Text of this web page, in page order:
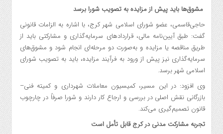
مشوق‌ها باید پیش از مزایده به تصویب شورا برسد
حاجی‌قاسمی، عضو شورای اسلامی شهر کرج، با اشاره به الزامات قانونی
گفت: طبق آیین‌نامه مالی، قراردادهای سرمایه‌گذاری و مشارکتی باید از
طریق مناقصه یا مزایده و به‌صورت دو مرحله‌ای انجام شود و مشوق‌های
سرمایه‌گذاری نیز پیش از ورود به فرآیند مزایده، باید به تصویب شورای
اسلامی شهر برسد.
وی افزود: در این مسیر، کمیسیون معاملات شهرداری و کمیته فنی–
بازرگانی نقش اصلی در بررسی و ارجاع کار دارند و شورا صرفاً در چارچوب
قانون تصمیم‌گیری می‌کند.
تجربه مشارکت مدنی در کرج قابل تأمل است